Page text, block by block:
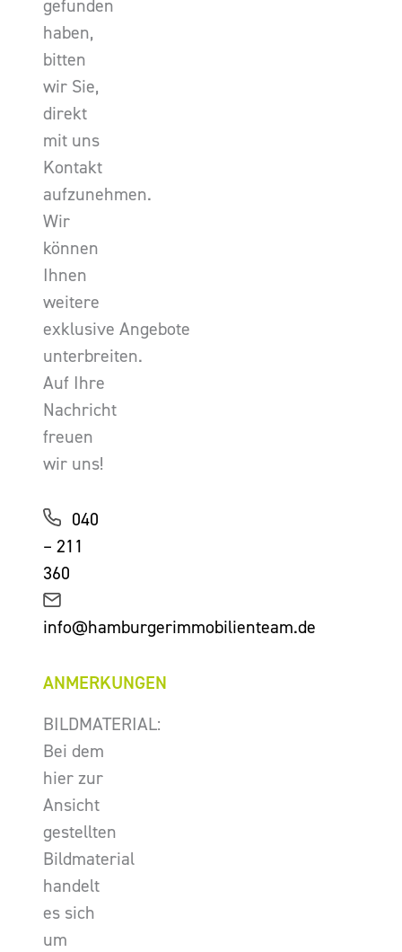
gefunden
haben,
bitten
wir Sie,
direkt
mit uns
Kontakt
aufzunehmen.
Wir
können
Ihnen
weitere
exklusive Angebote
unterbreiten.
Auf Ihre
Nachricht
freuen
wir uns!
040
– 211
360
info@hamburgerimmobilienteam.de
ANMERKUNGEN
BILDMATERIAL:
Bei dem
hier zur
Ansicht
gestellten
Bildmaterial
handelt
es sich
um